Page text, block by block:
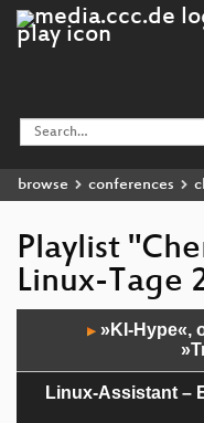
browse conferences
Playlist
Linux-Tage
▶ »KI-Hype«,
Linux-Assistant –